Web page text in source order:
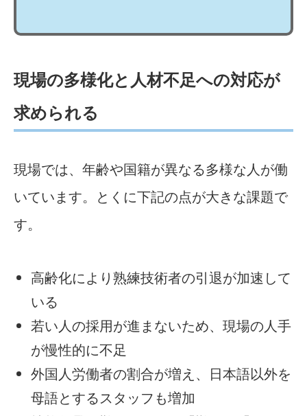
現場の多様化と人材不足への対応が
求められる
現場では、年齢や国籍が異なる多様な人が働
いています。とくに下記の点が大きな課題で
す。
高齢化により熟練技術者の引退が加速して
いる
若い人の採用が進まないため、現場の人手
が慢性的に不足
外国人労働者の割合が増え、日本語以外を
母語とするスタッフも増加